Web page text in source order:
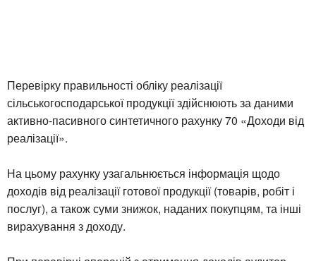
Перевірку правильності обліку реалізації
сільськогосподарської продукції здійснюють за даними
активно-пасивного синтетичного рахунку 70 «Доходи від
реалізації».
На цьому рахунку узагальнюється інформація щодо
доходів від реалізації готової продукції (товарів, робіт і
послуг), а також суми знижок, наданих покупцям, та інші
вирахування з доходу.